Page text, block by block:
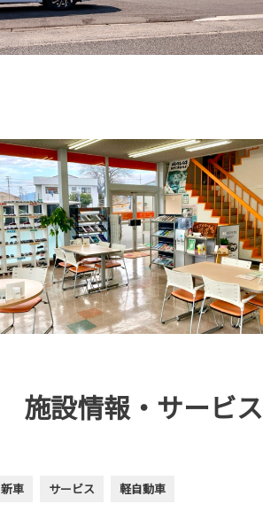
施設情報・サービス
新車 サービス 軽自動車